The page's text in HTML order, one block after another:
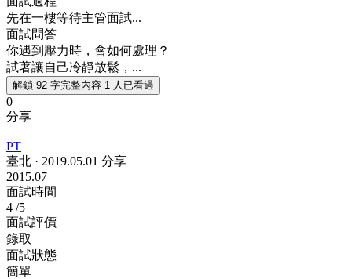
先在一樓等待主管面試...
面試問答
你遇到壓力時，會如何處理？
試著讓自己冷靜放鬆，...
解鎖 92 字完整內容 1 人已看過
0
分享
PT
臺北 · 2019.05.01 分享
2015.07
面試時間
4 /5
面試評價
錄取
面試狀態
簡單